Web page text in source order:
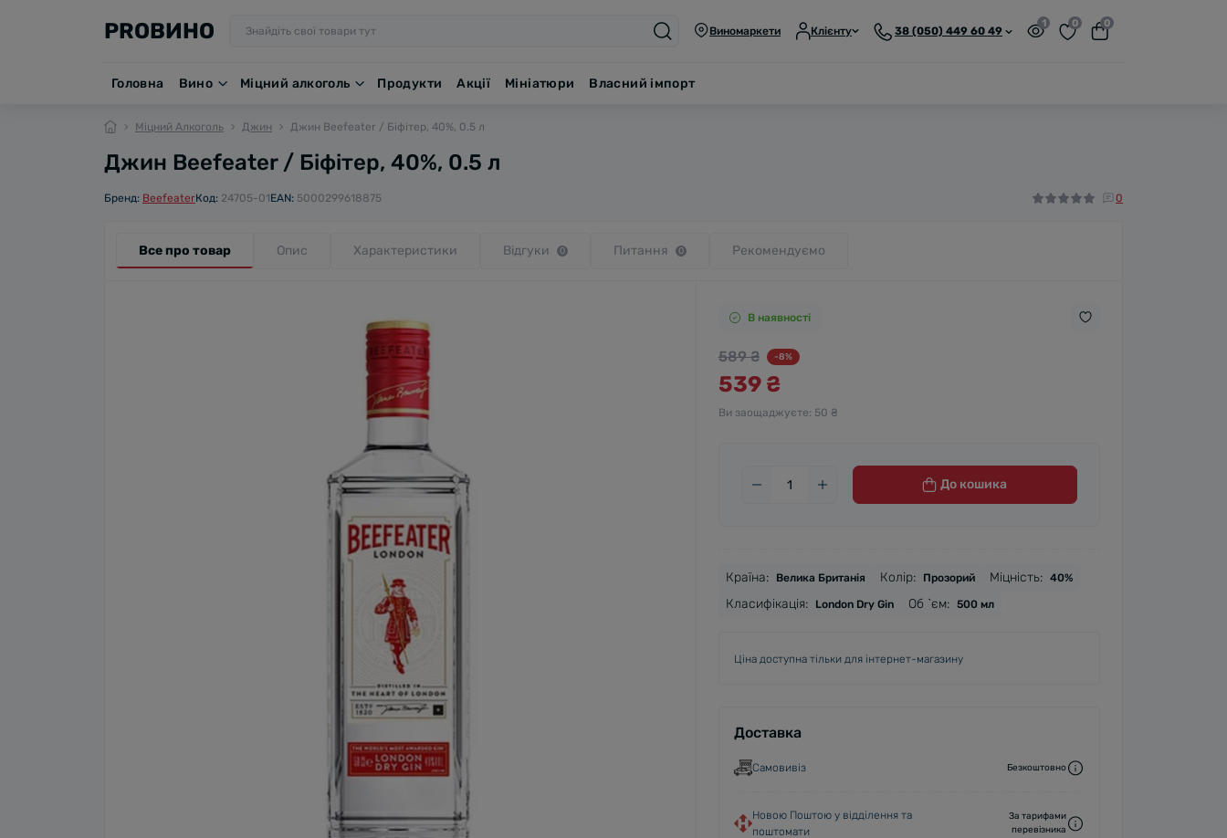
PROВИНО Виномаркети Клієнту 38 (050) 449 60 49
1 0 0
Головна Вино Міцний алкоголь Продукти Акції Мініатюри Власний імпорт
Міцний Алкоголь Джин Джин Beefeater / Біфітер, 40%, 0.5 л
Джин Beefeater / Біфітер, 40%, 0.5 л
Бренд: BeefeaterКод: 24705-01EAN: 5000299618875 0
Все про товар Опис Характеристики Відгуки 0 Питання 0 Рекомендуємо
В наявності
589 ₴ -8%
539 ₴
Ви заощаджуєте: 50 ₴
До кошика
Країна: Велика Британія Колір: Прозорий Міцність: 40%
Класифікація: London Dry Gin Об `єм: 500 мл
Ціна доступна тільки для інтернет-магазину
Доставка
Самовивіз Безкоштовно
Новою Поштою у відділення та
поштомати
За тарифами
перевізника